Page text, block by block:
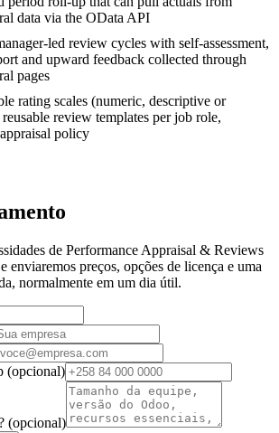
data via the OData API
led review cycles with self-assessment,
and upward feedback collected through
pages
rating scales (numeric, descriptive or
review templates per job role,
policy
de Performance Appraisal & Reviews
enviaremos preços, opções de licença e uma
normalmente em um dia útil.
(opcional)
(opcional)